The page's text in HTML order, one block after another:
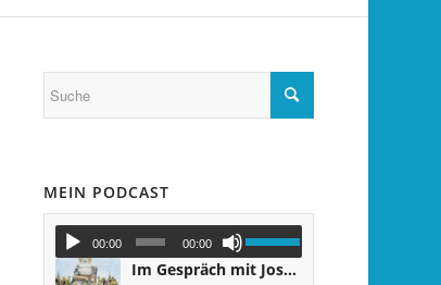
MEIN PODCAST
00:00 00:00
Im Gespräch mit Joshua Osifo - zwischen Studium, Handball und Weltreise